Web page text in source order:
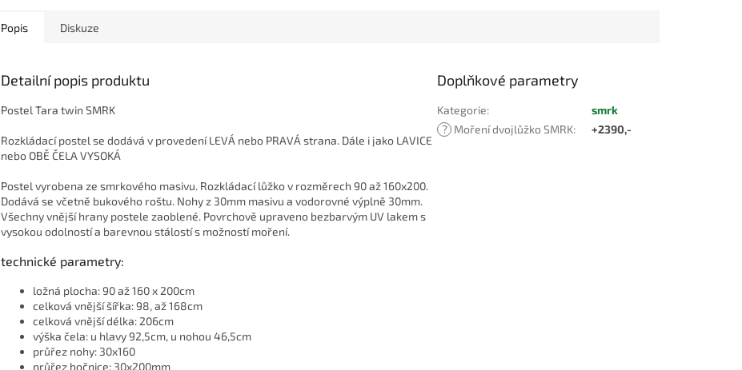
Popis Diskuze
Detailní popis produktu
Postel Tara twin SMRK
Rozkládací postel se dodává v provedení LEVÁ nebo PRAVÁ strana. Dále i jako LAVICE
nebo OBĚ ČELA VYSOKÁ
Postel vyrobena ze smrkového masivu. Rozkládací lůžko v rozměrech 90 až 160x200.
Dodává se včetně bukového roštu. Nohy z 30mm masivu a vodorovné výplně 30mm.
Všechny vnější hrany postele zaoblené. Povrchově upraveno bezbarvým UV lakem s
vysokou odolností a barevnou stálostí s možností moření.
technické parametry:
ložná plocha: 90 až 160 x 200cm
celková vnější šířka: 98, až 168cm
celková vnější délka: 206cm
výška čela: u hlavy 92,5cm, u nohou 46,5cm
průřez nohy: 30x160
průřez bočnice: 30x200mm
Doplňkové parametry
Kategorie:
smrk
? Moření dvojlůžko SMRK: +2390,-